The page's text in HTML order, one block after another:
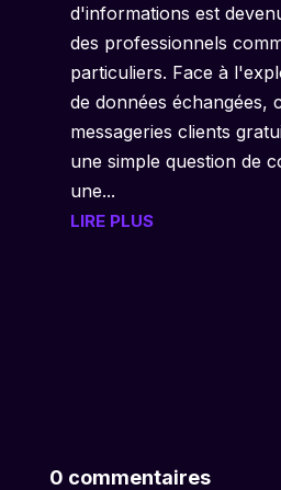
d'informations est
des professionnels
particuliers. Face à
de données échangées,
messageries clients
une simple question de
une...
LIRE PLUS
0 commentaires